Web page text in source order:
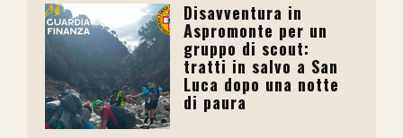
Disavventura in
Aspromonte per un
gruppo di scout:
tratti in salvo a San
Luca dopo una notte
di paura